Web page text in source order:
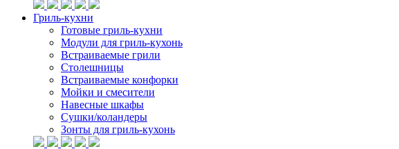
Гриль-кухни
Готовые гриль-кухни
Модули для гриль-кухонь
Встраиваемые грили
Столешницы
Встраиваемые конфорки
Мойки и смесители
Навесные шкафы
Сушки/коландеры
Зонты для гриль-кухонь